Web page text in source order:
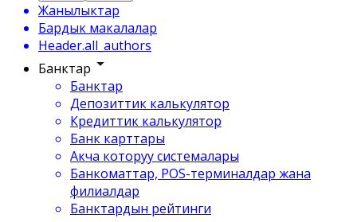
Жанылыктар
Бардык макалалар
Header.all_authors
Банктар
Банктар
Депозиттик калькулятор
Кредиттик калькулятор
Банк карттары
Акча которуу системалары
Банкоматтар, POS-терминалдар жана
филиалдар
Банктардын рейтинги